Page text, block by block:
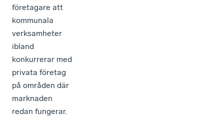
företagare att
kommunala
verksamheter
ibland
konkurrerar med
privata företag
på områden där
marknaden
redan fungerar.